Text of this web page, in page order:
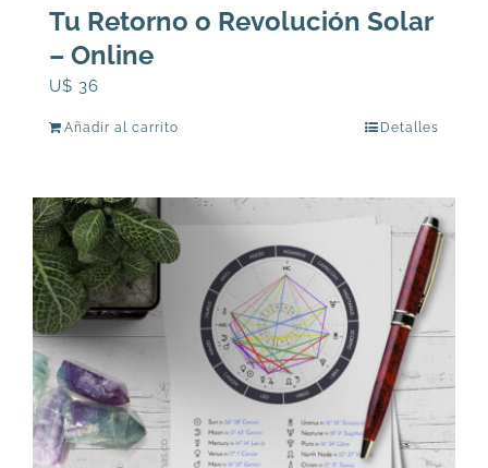
Tu Retorno o Revolución Solar
– Online
U$ 36
Añadir al carrito Detalles